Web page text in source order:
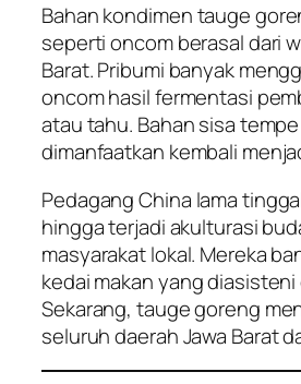
Bahan kondimen tauge
seperti oncom berasal dari
Barat. Pribumi banyak
oncom hasil fermentasi
atau tahu. Bahan sisa
dimanfaatkan kembali
Pedagang China lama
hingga terjadi akulturasi
masyarakat lokal. Mereka
kedai makan yang
Sekarang, tauge goreng
seluruh daerah Jawa Barat